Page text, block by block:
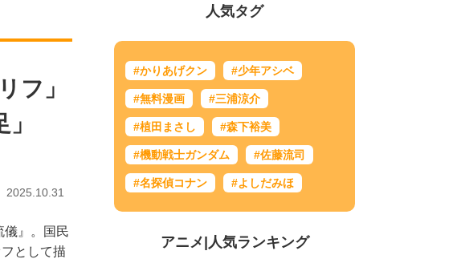
フ」
2025.10.31
儀』。国民
として描
人気タグ
#かりあげクン #少年アシベ
#無料漫画 #三浦涼介
#植田まさし #森下裕美
#機動戦士ガンダム #佐藤流司
#名探偵コナン #よしだみほ
アニメ| 人気ランキング